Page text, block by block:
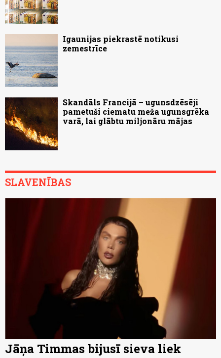
Igaunijas piekrastē notikusi
zemestrīce
Skandāls Francijā – ugunsdzēsēji
pametuši ciematu meža ugunsgrēka
varā, lai glābtu miljonāru mājas
SLAVENĪBAS
Jāņa Timmas bijusī sieva liek